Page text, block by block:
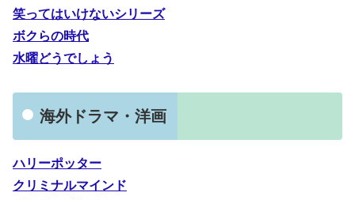
笑ってはいけないシリーズ
ボクらの時代
水曜どうでしょう
海外ドラマ・洋画
ハリーポッター
クリミナルマインド